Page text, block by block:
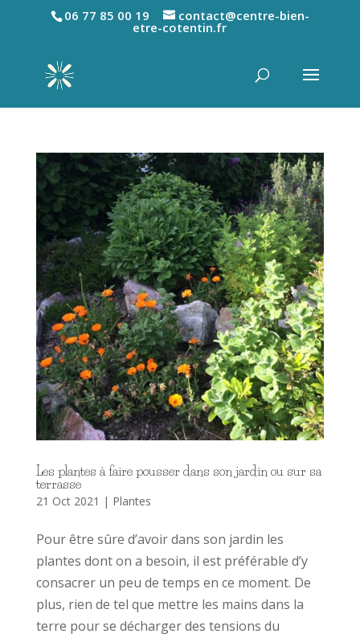
06 77 85 00 19 contact@centre-bien-
etre-cotentin.fr
Les plantes à faire pousser dans son jardin ou sur sa
terrasse
21 Oct 2021 | Plantes
Pour être sûre d’avoir dans son jardin les
plantes dont on a besoin, il est préférable d’y
consacrer un peu de temps en ce moment. De
plus, rien de tel que mettre les mains dans la
terre pour se décharger des tensions du